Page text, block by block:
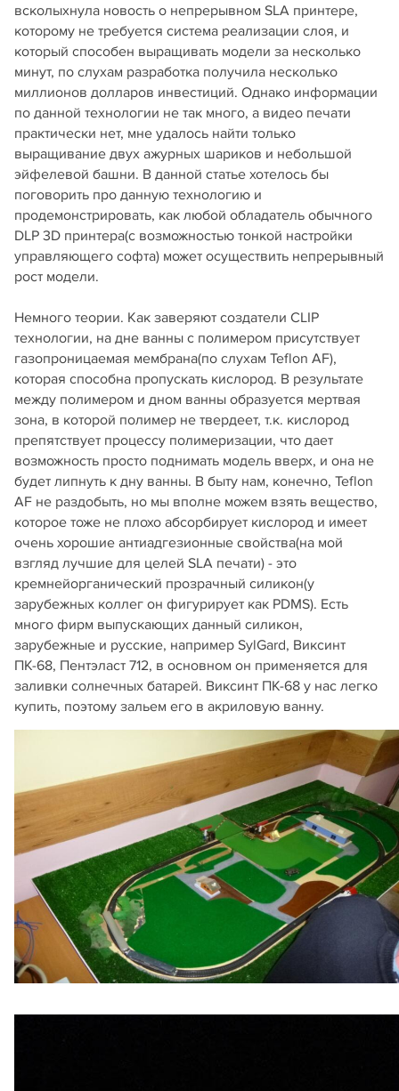
всколыхнула новость о непрерывном SLA принтере,
которому не требуется система реализации слоя, и
который способен выращивать модели за несколько
минут, по слухам разработка получила несколько
миллионов долларов инвестиций. Однако информации
по данной технологии не так много, а видео печати
практически нет, мне удалось найти только
выращивание двух ажурных шариков и небольшой
эйфелевой башни. В данной статье хотелось бы
поговорить про данную технологию и
продемонстрировать, как любой обладатель обычного
DLP 3D принтера(с возможностью тонкой настройки
управляющего софта) может осуществить непрерывный
рост модели.
Немного теории. Как заверяют создатели CLIP
технологии, на дне ванны с полимером присутствует
газопроницаемая мембрана(по слухам Teflon AF),
которая способна пропускать кислород. В результате
между полимером и дном ванны образуется мертвая
зона, в которой полимер не твердеет, т.к. кислород
препятствует процессу полимеризации, что дает
возможность просто поднимать модель вверх, и она не
будет липнуть к дну ванны. В быту нам, конечно, Teflon
AF не раздобыть, но мы вполне можем взять вещество,
которое тоже не плохо абсорбирует кислород и имеет
очень хорошие антиадгезионные свойства(на мой
взгляд лучшие для целей SLA печати) - это
кремнейорганический прозрачный силикон(у
зарубежных коллег он фигурирует как PDMS). Есть
много фирм выпускающих данный силикон,
зарубежные и русские, например SylGard, Виксинт
ПК-68, Пентэласт 712, в основном он применяется для
заливки солнечных батарей. Виксинт ПК-68 у нас легко
купить, поэтому зальем его в акриловую ванну.